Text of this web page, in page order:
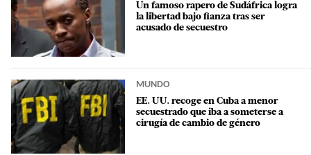
Un famoso rapero de Sudáfrica logra
la libertad bajo fianza tras ser
acusado de secuestro
MUNDO
EE. UU. recoge en Cuba a menor
secuestrado que iba a someterse a
cirugía de cambio de género